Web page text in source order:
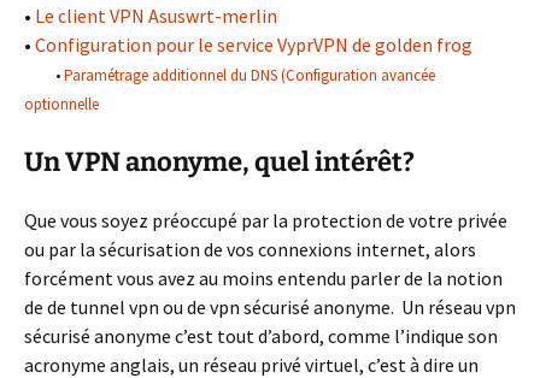
• Le client VPN Asuswrt-merlin
• Configuration pour le service VyprVPN de golden frog
•Paramétrage additionnel du DNS (Configuration avancée
optionnelle
Un VPN anonyme, quel intérêt?
Que vous soyez préoccupé par la protection de votre privée
ou par la sécurisation de vos connexions internet, alors
forcément vous avez au moins entendu parler de la notion
de de tunnel vpn ou de vpn sécurisé anonyme. Un réseau vpn
sécurisé anonyme c’est tout d’abord, comme l’indique son
acronyme anglais, un réseau privé virtuel, c’est à dire un